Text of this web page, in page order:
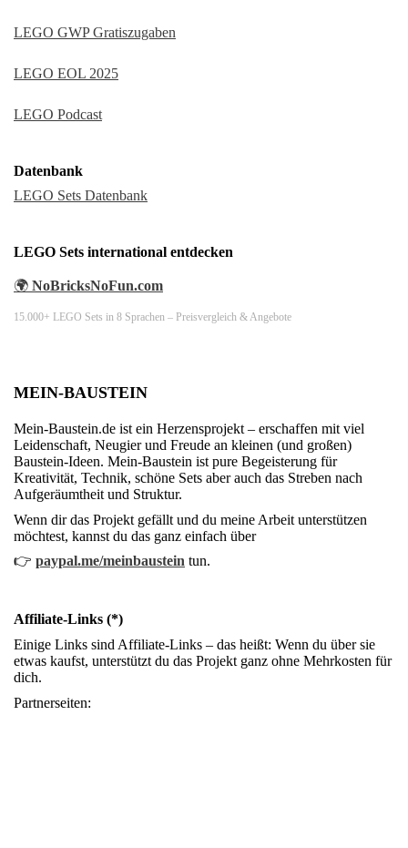
LEGO GWP Gratiszugaben
LEGO EOL 2025
LEGO Podcast
Datenbank
LEGO Sets Datenbank
LEGO Sets international entdecken
🌍 NoBricksNoFun.com
15.000+ LEGO Sets in 8 Sprachen – Preisvergleich & Angebote
MEIN-BAUSTEIN
Mein-Baustein.de ist ein Herzensprojekt – erschaffen mit viel
Leidenschaft, Neugier und Freude an kleinen (und großen)
Baustein-Ideen. Mein-Baustein ist pure Begeisterung für
Kreativität, Technik, schöne Sets aber auch das Streben nach
Aufgeräumtheit und Struktur.
Wenn dir das Projekt gefällt und du meine Arbeit unterstützen
möchtest, kannst du das ganz einfach über
👉 paypal.me/meinbaustein tun.
Affiliate-Links (*)
Einige Links sind Affiliate-Links – das heißt: Wenn du über sie
etwas kaufst, unterstützt du das Projekt ganz ohne Mehrkosten für
dich.
Partnerseiten: